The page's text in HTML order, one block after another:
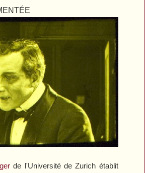
de l'Université de Zurich établit